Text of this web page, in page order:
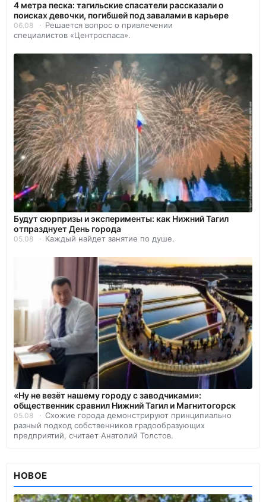
4 метра песка: тагильские спасатели рассказали о
поисках девочки, погибшей под завалами в карьере
06.08
Решается вопрос о привлечении
специалистов «Центроспаса».
Будут сюрпризы и эксперименты: как Нижний Тагил
отпразднует День города
05.08 Каждый найдет занятие по душе.
«Ну не везёт нашему городу с заводчиками»:
общественник сравнил Нижний Тагил и Магнитогорск
05.08
Схожие города демонстрируют принципиально
разный подход собственников градообразующих
предприятий, считает Анатолий Толстов.
НОВОЕ